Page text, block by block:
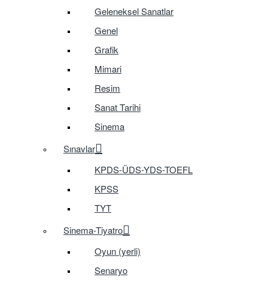
Geleneksel Sanatlar
Genel
Grafik
Mimari
Resim
Sanat Tarihi
Sinema
Sınavlar
KPDS-ÜDS-YDS-TOEFL
KPSS
TYT
Sinema-Tiyatro
Oyun (yerli)
Senaryo